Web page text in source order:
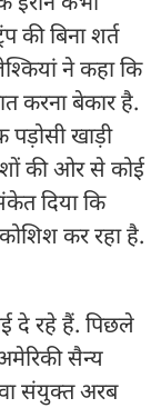
की बिना शर्त
ने कहा कि
करना बेकार है.
पड़ोसी खाड़ी
की ओर से कोई
दिया कि
कर रहा है.
दे रहे हैं. पिछले
सैन्य
संयुक्त अरब